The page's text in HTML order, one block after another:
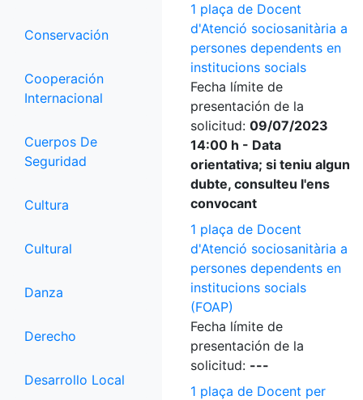
Conservación
Cooperación
Internacional
Cuerpos De
Seguridad
Cultura
Cultural
Danza
Derecho
Desarrollo Local
1 plaça de Docent
d'Atenció sociosanitària a
persones dependents en
institucions socials
Fecha límite de
presentación de la
solicitud: 09/07/2023
14:00 h - Data
orientativa; si teniu algun
dubte, consulteu l'ens
convocant
1 plaça de Docent
d'Atenció sociosanitària a
persones dependents en
institucions socials
(FOAP)
Fecha límite de
presentación de la
solicitud: ---
1 plaça de Docent per